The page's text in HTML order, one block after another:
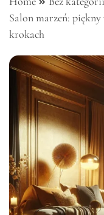
Salon marzeń:
krokach